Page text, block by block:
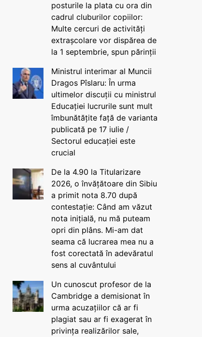
posturile la plata cu ora din
cadrul cluburilor copiilor:
Multe cercuri de activități
extrașcolare vor dispărea de
la 1 septembrie, spun părinții
Ministrul interimar al Muncii
Dragos Pîslaru: În urma
ultimelor discuții cu ministrul
Educației lucrurile sunt mult
îmbunătățite față de varianta
publicată pe 17 iulie /
Sectorul educației este
crucial
De la 4.90 la Titularizare
2026, o învățătoare din Sibiu
a primit nota 8.70 după
contestație: Când am văzut
nota inițială, nu mă puteam
opri din plâns. Mi-am dat
seama că lucrarea mea nu a
fost corectată în adevăratul
sens al cuvântului
Un cunoscut profesor de la
Cambridge a demisionat în
urma acuzațiilor că ar fi
plagiat sau ar fi exagerat în
privința realizărilor sale,